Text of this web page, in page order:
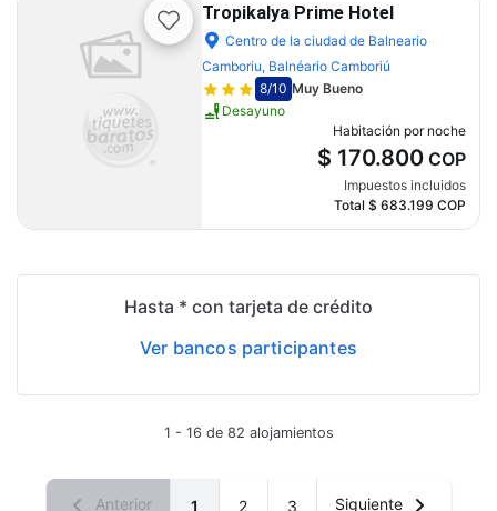
Tropikalya Prime Hotel
Centro de la ciudad de Balneario
Camboriu, Balnéario Camboriú
8/10 Muy Bueno
Desayuno
Habitación por noche
$ 170.800 COP
Impuestos incluidos
Total $ 683.199 COP
Hasta * con tarjeta de crédito
Ver bancos participantes
1 - 16 de 82 alojamientos
Anterior 1 2 3 Siguiente